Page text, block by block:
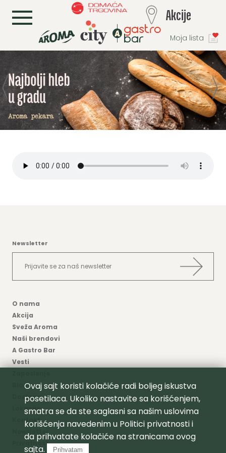
Moja lista
L Akcije
Newsletter
O nama
Akcija
Sveža Aroma
Naši brendovi
A Gastro Bar
Vesti
Blog
Dostava
Lokacije
Kontakt
Newsletter
Privatnost
Ovaj sajt koristi kolačiće radi boljeg iskustva
posetilaca. Ukoliko nastavite sa korišćenjem,
smatra se da ste saglasni sa našim uslovima
korišćenja navedenim u Politici privatnostii
da prihvatate kolačiće na stranicama ovog
sajta.
Prihvatam